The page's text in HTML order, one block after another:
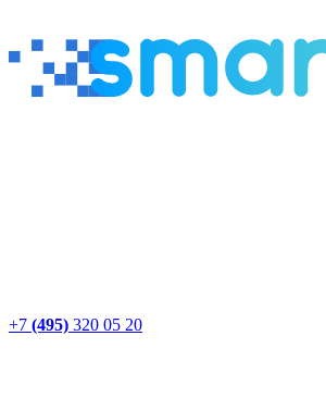
+7 (495) 320 05 20